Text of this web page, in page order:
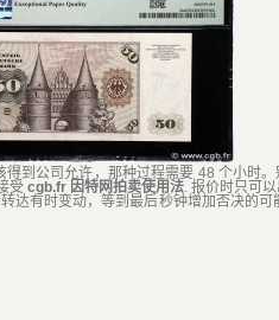
得到公司允许，那种过程需要 48 个小时。
受cgb.fr 因特网拍卖使用法. 报价时只可
达有时变动，等到最后秒钟增加否决的可